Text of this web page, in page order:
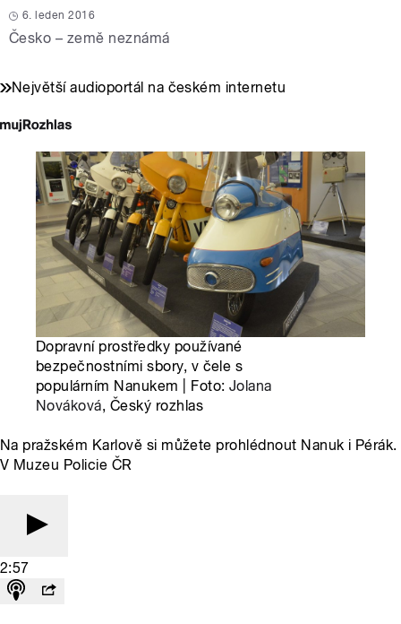
6. leden 2016
Česko – země neznámá
Největší audioportál na českém internetu
Dopravní prostředky používané
bezpečnostními sbory, v čele s
populárním Nanukem | Foto: Jolana
Nováková, Český rozhlas
Na pražském Karlově si můžete prohlédnout Nanuk i Pérák.
V Muzeu Policie ČR
2:57